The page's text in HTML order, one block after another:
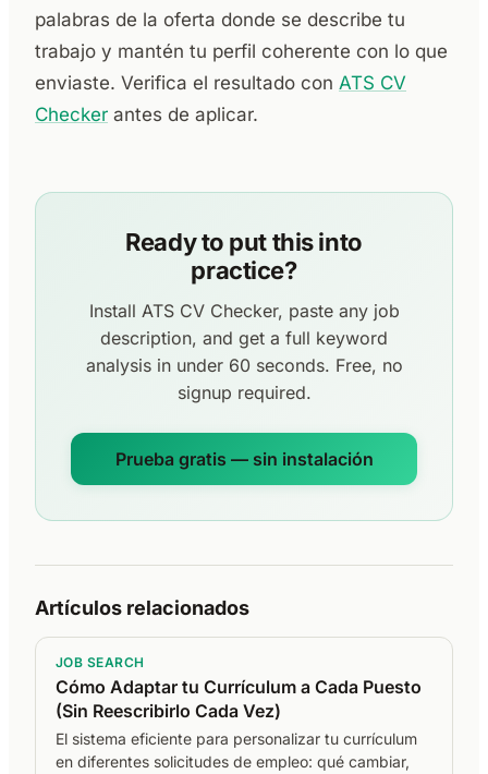
palabras de la oferta donde se describe tu
trabajo y mantén tu perfil coherente con lo que
enviaste. Verifica el resultado con ATS CV
Checker antes de aplicar.
Ready to put this into
practice?
Install ATS CV Checker, paste any job
description, and get a full keyword
analysis in under 60 seconds. Free, no
signup required.
Prueba gratis — sin instalación
Artículos relacionados
JOB SEARCH
Cómo Adaptar tu Currículum a Cada Puesto
(Sin Reescribirlo Cada Vez)
El sistema eficiente para personalizar tu currículum
en diferentes solicitudes de empleo: qué cambiar,